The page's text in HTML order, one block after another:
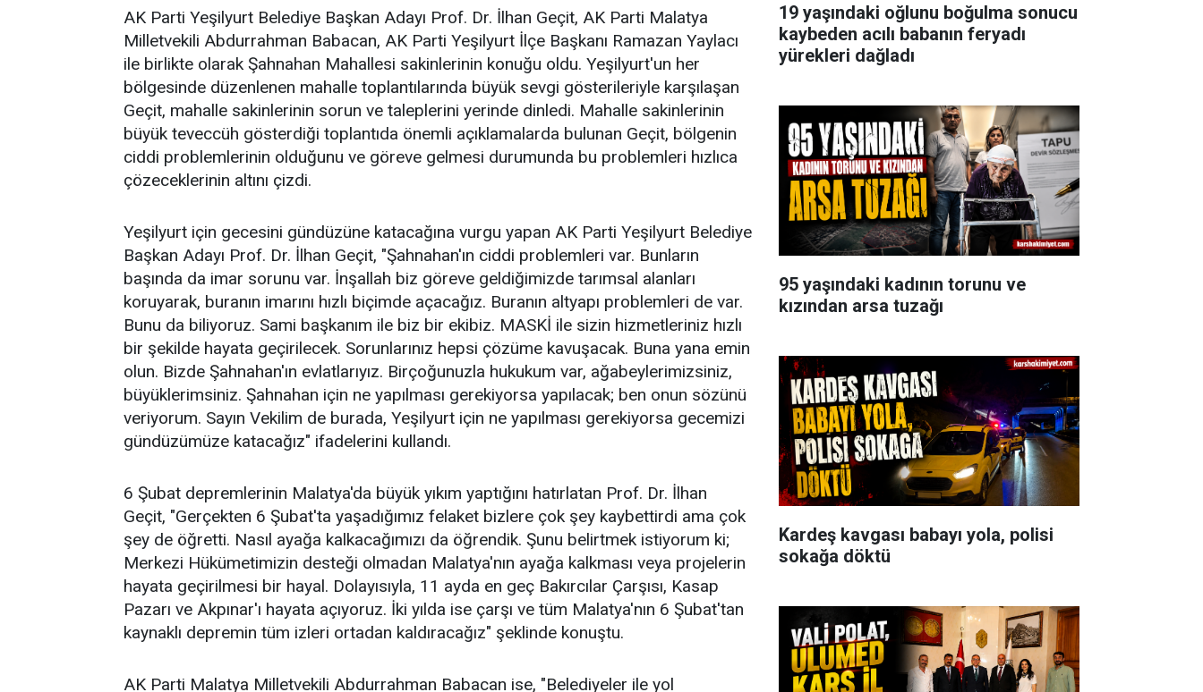
AK Parti Yeşilyurt Belediye Başkan Adayı Prof. Dr. İlhan Geçit, AK Parti Malatya
Milletvekili Abdurrahman Babacan, AK Parti Yeşilyurt İlçe Başkanı Ramazan Yaylacı
ile birlikte olarak Şahnahan Mahallesi sakinlerinin konuğu oldu. Yeşilyurt'un her
bölgesinde düzenlenen mahalle toplantılarında büyük sevgi gösterileriyle karşılaşan
Geçit, mahalle sakinlerinin sorun ve taleplerini yerinde dinledi. Mahalle sakinlerinin
büyük teveccüh gösterdiği toplantıda önemli açıklamalarda bulunan Geçit, bölgenin
ciddi problemlerinin olduğunu ve göreve gelmesi durumunda bu problemleri hızlıca
çözeceklerinin altını çizdi.
Yeşilyurt için gecesini gündüzüne katacağına vurgu yapan AK Parti Yeşilyurt Belediye
Başkan Adayı Prof. Dr. İlhan Geçit, "Şahnahan'ın ciddi problemleri var. Bunların
başında da imar sorunu var. İnşallah biz göreve geldiğimizde tarımsal alanları
koruyarak, buranın imarını hızlı biçimde açacağız. Buranın altyapı problemleri de var.
Bunu da biliyoruz. Sami başkanım ile biz bir ekibiz. MASKİ ile sizin hizmetleriniz hızlı
bir şekilde hayata geçirilecek. Sorunlarınız hepsi çözüme kavuşacak. Buna yana emin
olun. Bizde Şahnahan'ın evlatlarıyız. Birçoğunuzla hukukum var, ağabeylerimizsiniz,
büyüklerimsiniz. Şahnahan için ne yapılması gerekiyorsa yapılacak; ben onun sözünü
veriyorum. Sayın Vekilim de burada, Yeşilyurt için ne yapılması gerekiyorsa gecemizi
gündüzümüze katacağız" ifadelerini kullandı.
6 Şubat depremlerinin Malatya'da büyük yıkım yaptığını hatırlatan Prof. Dr. İlhan
Geçit, "Gerçekten 6 Şubat'ta yaşadığımız felaket bizlere çok şey kaybettirdi ama çok
şey de öğretti. Nasıl ayağa kalkacağımızı da öğrendik. Şunu belirtmek istiyorum ki;
Merkezi Hükümetimizin desteği olmadan Malatya'nın ayağa kalkması veya projelerin
hayata geçirilmesi bir hayal. Dolayısıyla, 11 ayda en geç Bakırcılar Çarşısı, Kasap
Pazarı ve Akpınar'ı hayata açıyoruz. İki yılda ise çarşı ve tüm Malatya'nın 6 Şubat'tan
kaynaklı depremin tüm izleri ortadan kaldıracağız" şeklinde konuştu.
AK Parti Malatya Milletvekili Abdurrahman Babacan ise, "Belediyeler ile yol
19 yaşındaki oğlunu boğulma sonucu
kaybeden acılı babanın feryadı
yürekleri dağladı
95 yaşındaki kadının torunu ve
kızından arsa tuzağı
Kardeş kavgası babayı yola, polisi
sokağa döktü